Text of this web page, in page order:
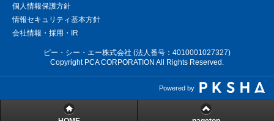
個人情報保護方針
情報セキュリティ基本方針
会社情報・採用・IR
ピー・シー・エー株式会社 (法人番号：4010001027327)
Copyright PCA CORPORATION All Rights Reserved.
Powered by